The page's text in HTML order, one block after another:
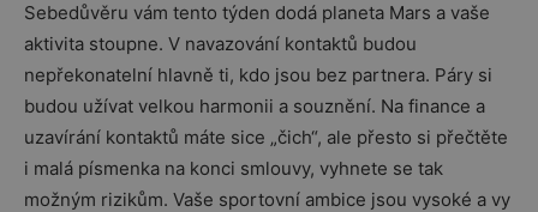
Sebedůvěru vám tento týden dodá planeta Mars a vaše
aktivita stoupne. V navazování kontaktů budou
nepřekonatelní hlavně ti, kdo jsou bez partnera. Páry si
budou užívat velkou harmonii a souznění. Na finance a
uzavírání kontaktů máte sice „čich“, ale přesto si přečtěte
i malá písmenka na konci smlouvy, vyhnete se tak
možným rizikům. Vaše sportovní ambice jsou vysoké a vy